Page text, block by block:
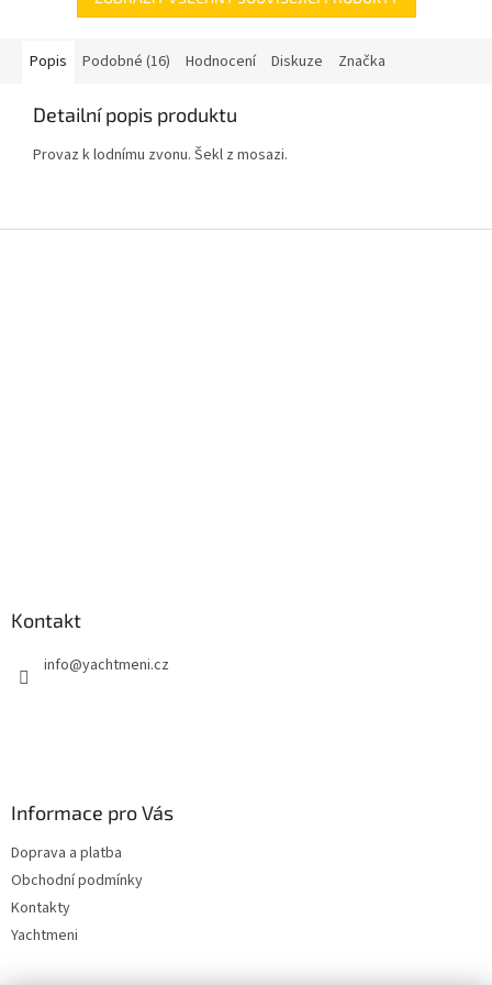
Popis Podobné (16) Hodnocení Diskuze Značka
Detailní popis produktu
Provaz k lodnímu zvonu. Šekl z mosazi.
Kontakt
info@yachtmeni.cz
Informace pro Vás
Doprava a platba
Obchodní podmínky
Kontakty
Yachtmeni